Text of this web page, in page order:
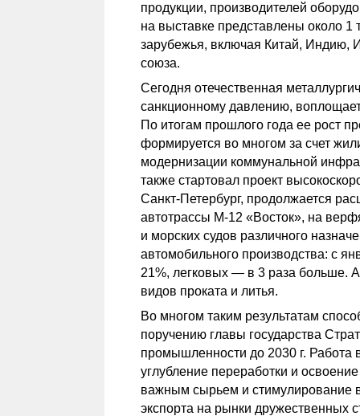
продукции, производителей
на выставке представлены около 1
зарубежья, включая Китай, Индию,
союза.
Сегодня отечественная
санкционному давлению,
По итогам прошлого года ее рост
формируется во многом за счет
модернизации коммунальной
также стартовал проект
Санкт-Петербург, продолжается
автотрассы M-12 «Восток», на
и морских судов различного
автомобильного производства: с
21%, легковых — в 3 раза больше.
видов проката и литья.
Во многом таким результатам
поручению главы государства
промышленности до 2030 г.
углубление переработки и
важным сырьем и стимулирование
экспорта на рынки дружественных